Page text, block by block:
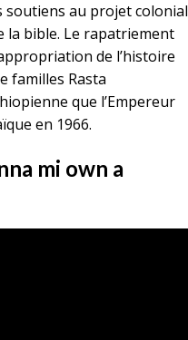
soutiens au projet colonial
la bible. Le rapatriement
de l’histoire
familles Rasta
que l’Empereur
en 1966.
mi own a